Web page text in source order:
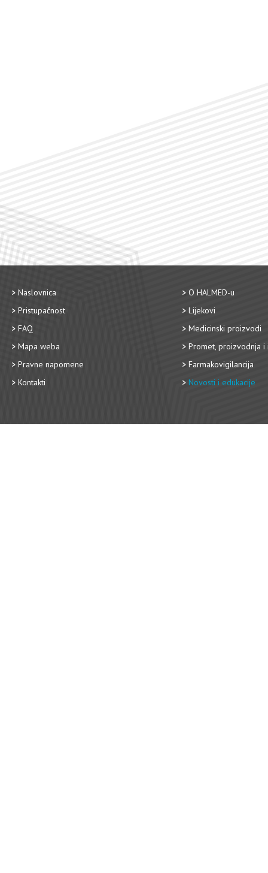
Naslovnica
Pristupačnost
FAQ
Mapa weba
Pravne napomene
Kontakti
O HALMED-u
Lijekovi
Medicinski proizvodi
Promet, proizvodnja i
Farmakovigilancija
Novosti i edukacije